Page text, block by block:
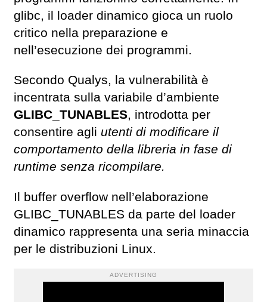
glibc, il loader dinamico gioca un ruolo
critico nella preparazione e
nell’esecuzione dei programmi.
Secondo Qualys, la vulnerabilità è
incentrata sulla variabile d’ambiente
GLIBC_TUNABLES, introdotta per
consentire agli utenti di modificare il
comportamento della libreria in fase di
runtime senza ricompilare.
Il buffer overflow nell’elaborazione
GLIBC_TUNABLES da parte del loader
dinamico rappresenta una seria minaccia
per le distribuzioni Linux.
ADVERTISING